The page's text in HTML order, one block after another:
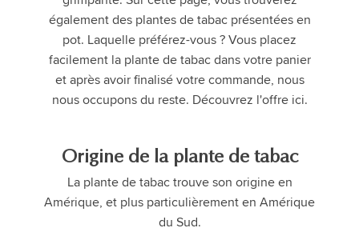
également des plantes de tabac présentées en
pot. Laquelle préférez-vous ? Vous placez
facilement la plante de tabac dans votre panier
et après avoir finalisé votre commande, nous
nous occupons du reste. Découvrez l'offre ici.
Origine de la plante de tabac
La plante de tabac trouve son origine en
Amérique, et plus particulièrement en Amérique
du Sud.